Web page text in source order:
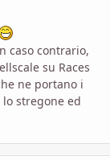
caso contrario,
su Races
ne portano i
stregone ed